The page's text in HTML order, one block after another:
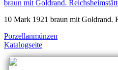
10 Mark 1921 braun mit Goldrand.
Porzellanmünzen
Katalogseite